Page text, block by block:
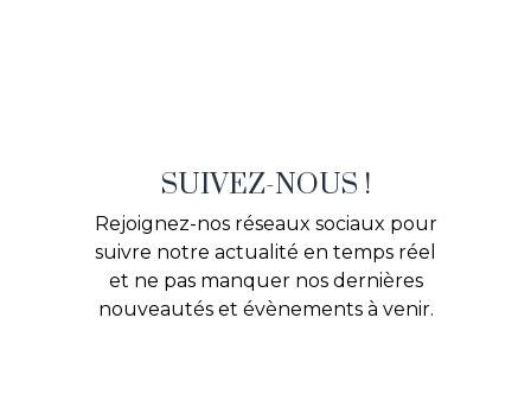
SUIVEZ-NOUS !
Rejoignez-nos réseaux sociaux pour
suivre notre actualité en temps réel
et ne pas manquer nos dernières
nouveautés et évènements à venir.